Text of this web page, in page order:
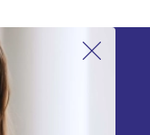
naujienlaiškį!